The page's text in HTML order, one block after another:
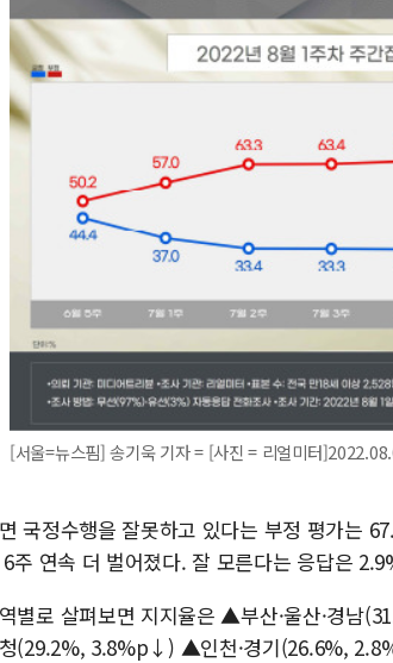
[서울=뉴스핌] 송기욱 기자 = [사진 = 리얼미터
국정수행을 잘못하고 있다는 부정 평가는
주 연속 더 벌어졌다. 잘 모른다는 응답은
별로 살펴보면 지지율은 ▲부산·울산·경
(29.2%, 3.8%p↓) ▲인천·경기(26.6%,